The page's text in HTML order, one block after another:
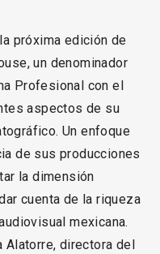
próxima edición de
un denominador
Profesional con el
aspectos de su
Un enfoque
de sus producciones
la dimensión
cuenta de la riqueza
mexicana.
Alatorre, directora del